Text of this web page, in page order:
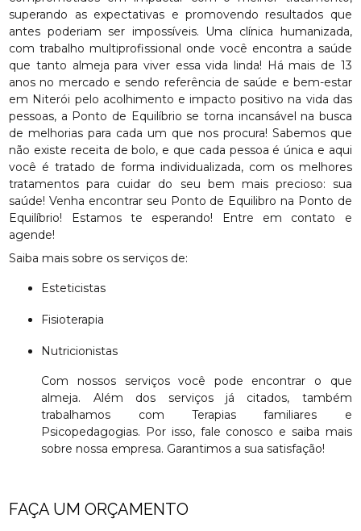
superando as expectativas e promovendo resultados que
antes poderiam ser impossíveis. Uma clínica humanizada,
com trabalho multiprofissional onde você encontra a saúde
que tanto almeja para viver essa vida linda! Há mais de 13
anos no mercado e sendo referência de saúde e bem-estar
em Niterói pelo acolhimento e impacto positivo na vida das
pessoas, a Ponto de Equilíbrio se torna incansável na busca
de melhorias para cada um que nos procura! Sabemos que
não existe receita de bolo, e que cada pessoa é única e aqui
você é tratado de forma individualizada, com os melhores
tratamentos para cuidar do seu bem mais precioso: sua
saúde! Venha encontrar seu Ponto de Equilibro na Ponto de
Equilíbrio! Estamos te esperando! Entre em contato e
agende!
Saiba mais sobre os serviços de:
Esteticistas
Fisioterapia
Nutricionistas
Com nossos serviços você pode encontrar o que
almeja. Além dos serviços já citados, também
trabalhamos com Terapias familiares e
Psicopedagogias. Por isso, fale conosco e saiba mais
sobre nossa empresa. Garantimos a sua satisfação!
FAÇA UM ORÇAMENTO